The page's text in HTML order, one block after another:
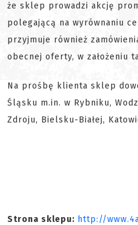
że sklep prowadzi akcję
polegającą na wyrównaniu
przyjmuje również
obecnej oferty, w założeniu
Na prośbę klienta sklep
Śląsku m.in. w Rybniku,
Zdroju, Bielsku-Białej,
Strona sklepu: http://